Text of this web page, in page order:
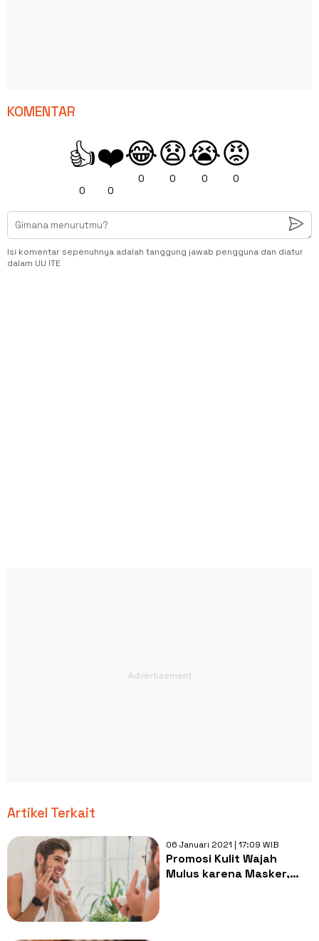
KOMENTAR
👍
0
❤️
0
😂
0
😧
0
😭
0
😡
0
Isi komentar sepenuhnya adalah tanggung jawab pengguna dan diatur
dalam UU ITE
Artikel Terkait
06 Januari 2021 | 17:09 WIB
Promosi Kulit Wajah
Mulus karena Masker,